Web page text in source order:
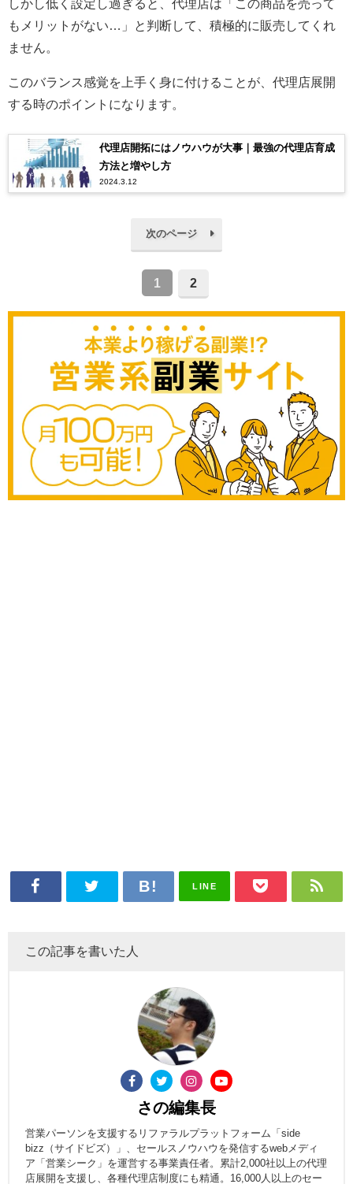
しかし低く設定し過ぎると、代理店は「この商品を売って
もメリットがない…」と判断して、積極的に販売してくれ
ません。
このバランス感覚を上手く身に付けることが、代理店展開
する時のポイントになります。
代理店開拓にはノウハウが大事｜最強の代理店育成
方法と増やし方
2024.3.12
次のページ
1 2
LINE
この記事を書いた人
さの編集長
営業パーソンを支援するリファラルプラットフォーム「side
bizz（サイドビズ）」、セールスノウハウを発信するwebメディ
ア「営業シーク」を運営する事業責任者。累計2,000社以上の代理
店展開を支援し、各種代理店制度にも精通。16,000人以上のセー